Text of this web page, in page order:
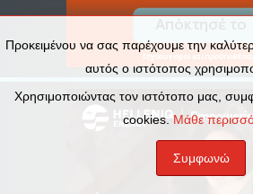
Προκειμένου να σας παρέχουμε την
αυτός ο ιστότοπος
Χρησιμοποιώντας τον ιστότοπο μας,
cookies.Μάθε
Συμφωνώ